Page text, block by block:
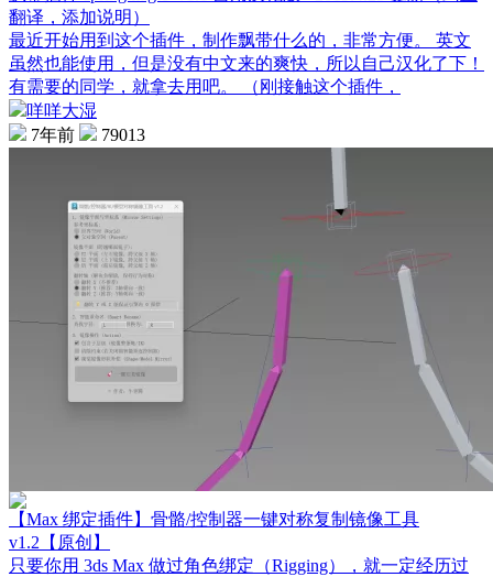
翻译，添加说明）
最近开始用到这个插件，制作飘带什么的，非常方便。 英文
虽然也能使用，但是没有中文来的爽快，所以自己汉化了下！
有需要的同学，就拿去用吧。 （刚接触这个插件，
咩咩大湿
7年前
79013
【Max 绑定插件】骨骼/控制器一键对称复制镜像工具
v1.2【原创】
只要你用 3ds Max 做过角色绑定（Rigging），就一定经历过